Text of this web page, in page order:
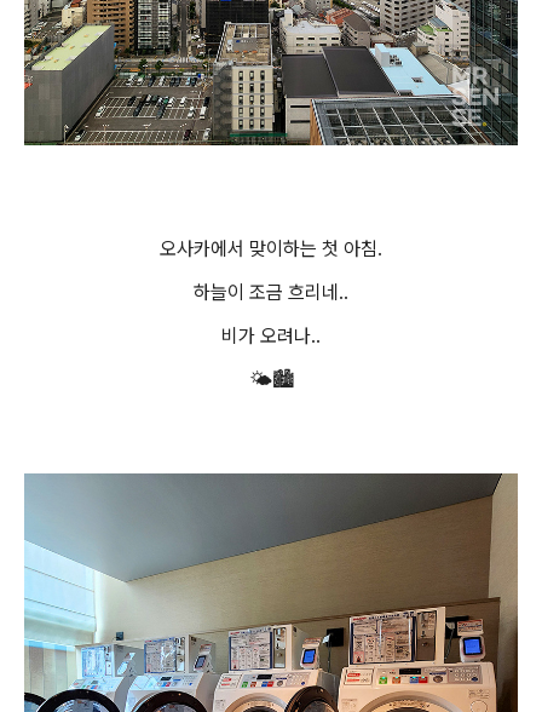
오사카에서 맞이하는 첫 아침.
하늘이 조금 흐리네..
비가 오려나..
🌤️🏙️